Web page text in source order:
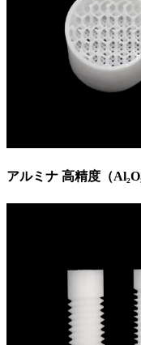
アルミナ 高精度（Al₂O₃